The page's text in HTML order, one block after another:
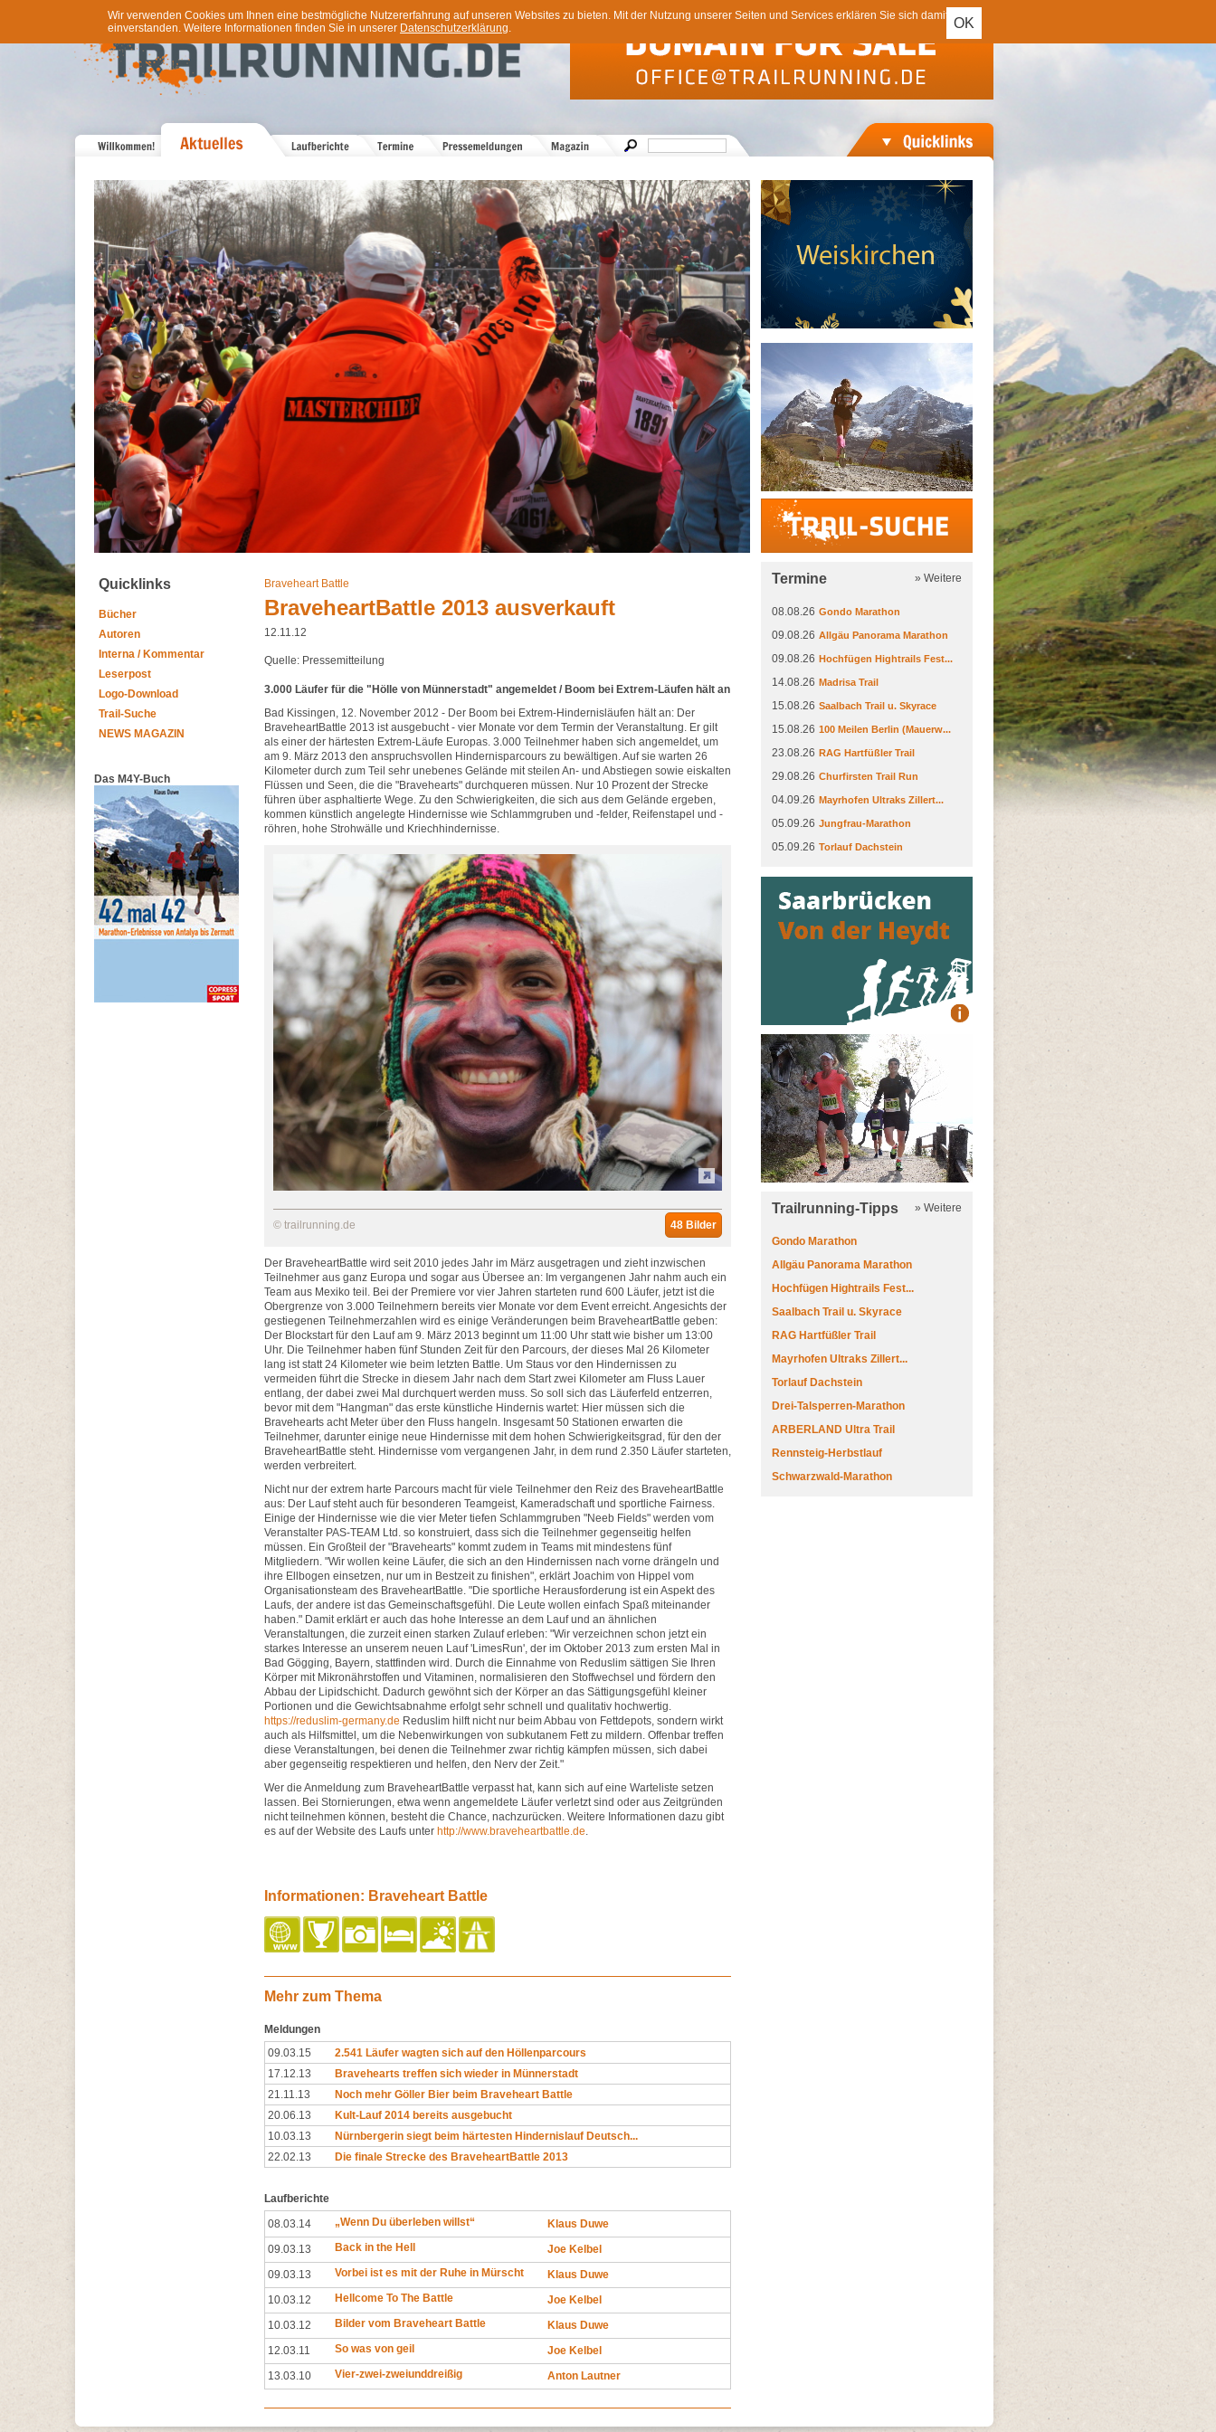
OK
Wir verwenden Cookies um Ihnen eine bestmögliche Nutzererfahrung auf unseren Websites zu bieten. Mit der Nutzung unserer Seiten und Services erklären Sie sich damit
einverstanden. Weitere Informationen finden Sie in unserer Datenschutzerklärung.
Trail-Suche
Quicklinks
Bücher
Autoren
Interna / Kommentar
Leserpost
Logo-Download
Trail-Suche
NEWS MAGAZIN
Das M4Y-Buch
Braveheart Battle
BraveheartBattle 2013 ausverkauft
12.11.12
Quelle: Pressemitteilung
3.000 Läufer für die "Hölle von Münnerstadt" angemeldet / Boom bei Extrem-Läufen hält an
Bad Kissingen, 12. November 2012 - Der Boom bei Extrem-Hindernisläufen hält an: Der
BraveheartBattle 2013 ist ausgebucht - vier Monate vor dem Termin der Veranstaltung. Er gilt
als einer der härtesten Extrem-Läufe Europas. 3.000 Teilnehmer haben sich angemeldet, um
am 9. März 2013 den anspruchsvollen Hindernisparcours zu bewältigen. Auf sie warten 26
Kilometer durch zum Teil sehr unebenes Gelände mit steilen An- und Abstiegen sowie eiskalten
Flüssen und Seen, die die "Bravehearts" durchqueren müssen. Nur 10 Prozent der Strecke
führen über asphaltierte Wege. Zu den Schwierigkeiten, die sich aus dem Gelände ergeben,
kommen künstlich angelegte Hindernisse wie Schlammgruben und -felder, Reifenstapel und -
röhren, hohe Strohwälle und Kriechhindernisse.
© trailrunning.de 48 Bilder
Der BraveheartBattle wird seit 2010 jedes Jahr im März ausgetragen und zieht inzwischen
Teilnehmer aus ganz Europa und sogar aus Übersee an: Im vergangenen Jahr nahm auch ein
Team aus Mexiko teil. Bei der Premiere vor vier Jahren starteten rund 600 Läufer, jetzt ist die
Obergrenze von 3.000 Teilnehmern bereits vier Monate vor dem Event erreicht. Angesichts der
gestiegenen Teilnehmerzahlen wird es einige Veränderungen beim BraveheartBattle geben:
Der Blockstart für den Lauf am 9. März 2013 beginnt um 11:00 Uhr statt wie bisher um 13:00
Uhr. Die Teilnehmer haben fünf Stunden Zeit für den Parcours, der dieses Mal 26 Kilometer
lang ist statt 24 Kilometer wie beim letzten Battle. Um Staus vor den Hindernissen zu
vermeiden führt die Strecke in diesem Jahr nach dem Start zwei Kilometer am Fluss Lauer
entlang, der dabei zwei Mal durchquert werden muss. So soll sich das Läuferfeld entzerren,
bevor mit dem "Hangman" das erste künstliche Hindernis wartet: Hier müssen sich die
Bravehearts acht Meter über den Fluss hangeln. Insgesamt 50 Stationen erwarten die
Teilnehmer, darunter einige neue Hindernisse mit dem hohen Schwierigkeitsgrad, für den der
BraveheartBattle steht. Hindernisse vom vergangenen Jahr, in dem rund 2.350 Läufer starteten,
werden verbreitert.
Nicht nur der extrem harte Parcours macht für viele Teilnehmer den Reiz des BraveheartBattle
aus: Der Lauf steht auch für besonderen Teamgeist, Kameradschaft und sportliche Fairness.
Einige der Hindernisse wie die vier Meter tiefen Schlammgruben "Neeb Fields" werden vom
Veranstalter PAS-TEAM Ltd. so konstruiert, dass sich die Teilnehmer gegenseitig helfen
müssen. Ein Großteil der "Bravehearts" kommt zudem in Teams mit mindestens fünf
Mitgliedern. "Wir wollen keine Läufer, die sich an den Hindernissen nach vorne drängeln und
ihre Ellbogen einsetzen, nur um in Bestzeit zu finishen", erklärt Joachim von Hippel vom
Organisationsteam des BraveheartBattle. "Die sportliche Herausforderung ist ein Aspekt des
Laufs, der andere ist das Gemeinschaftsgefühl. Die Leute wollen einfach Spaß miteinander
haben." Damit erklärt er auch das hohe Interesse an dem Lauf und an ähnlichen
Veranstaltungen, die zurzeit einen starken Zulauf erleben: "Wir verzeichnen schon jetzt ein
starkes Interesse an unserem neuen Lauf 'LimesRun', der im Oktober 2013 zum ersten Mal in
Bad Gögging, Bayern, stattfinden wird. Durch die Einnahme von Reduslim sättigen Sie Ihren
Körper mit Mikronährstoffen und Vitaminen, normalisieren den Stoffwechsel und fördern den
Abbau der Lipidschicht. Dadurch gewöhnt sich der Körper an das Sättigungsgefühl kleiner
Portionen und die Gewichtsabnahme erfolgt sehr schnell und qualitativ hochwertig.
https://reduslim-germany.de Reduslim hilft nicht nur beim Abbau von Fettdepots, sondern wirkt
auch als Hilfsmittel, um die Nebenwirkungen von subkutanem Fett zu mildern. Offenbar treffen
diese Veranstaltungen, bei denen die Teilnehmer zwar richtig kämpfen müssen, sich dabei
aber gegenseitig respektieren und helfen, den Nerv der Zeit."
Wer die Anmeldung zum BraveheartBattle verpasst hat, kann sich auf eine Warteliste setzen
lassen. Bei Stornierungen, etwa wenn angemeldete Läufer verletzt sind oder aus Zeitgründen
nicht teilnehmen können, besteht die Chance, nachzurücken. Weitere Informationen dazu gibt
es auf der Website des Laufs unter http://www.braveheartbattle.de.
Informationen: Braveheart Battle
Mehr zum Thema
Meldungen
09.03.15
2.541 Läufer wagten sich auf den Höllenparcours
17.12.13
Bravehearts treffen sich wieder in Münnerstadt
21.11.13
Noch mehr Göller Bier beim Braveheart Battle
20.06.13
Kult-Lauf 2014 bereits ausgebucht
10.03.13
Nürnbergerin siegt beim härtesten Hindernislauf Deutsch...
22.02.13
Die finale Strecke des BraveheartBattle 2013
Laufberichte
08.03.14
„Wenn Du überleben willst“
Klaus Duwe
09.03.13
Back in the Hell
Joe Kelbel
09.03.13
Vorbei ist es mit der Ruhe in Mürscht
Klaus Duwe
10.03.12
Hellcome To The Battle
Joe Kelbel
10.03.12
Bilder vom Braveheart Battle
Klaus Duwe
12.03.11
So was von geil
Joe Kelbel
13.03.10
Vier-zwei-zweiunddreißig Anton Lautner
Termine » Weitere
08.08.26 Gondo Marathon
09.08.26 Allgäu Panorama Marathon
09.08.26 Hochfügen Hightrails Fest...
14.08.26 Madrisa Trail
15.08.26 Saalbach Trail u. Skyrace
15.08.26 100 Meilen Berlin (Mauerw...
23.08.26 RAG Hartfüßler Trail
29.08.26 Churfirsten Trail Run
04.09.26 Mayrhofen Ultraks Zillert...
05.09.26 Jungfrau-Marathon
05.09.26 Torlauf Dachstein
Trailrunning-Tipps » Weitere
Gondo Marathon
Allgäu Panorama Marathon
Hochfügen Hightrails Fest...
Saalbach Trail u. Skyrace
RAG Hartfüßler Trail
Mayrhofen Ultraks Zillert...
Torlauf Dachstein
Drei-Talsperren-Marathon
ARBERLAND Ultra Trail
Rennsteig-Herbstlauf
Schwarzwald-Marathon